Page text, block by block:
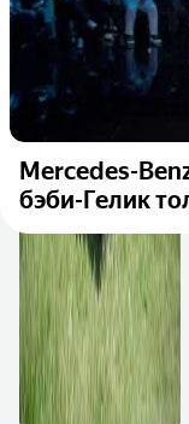
Mercedes-
бэби-Гелик